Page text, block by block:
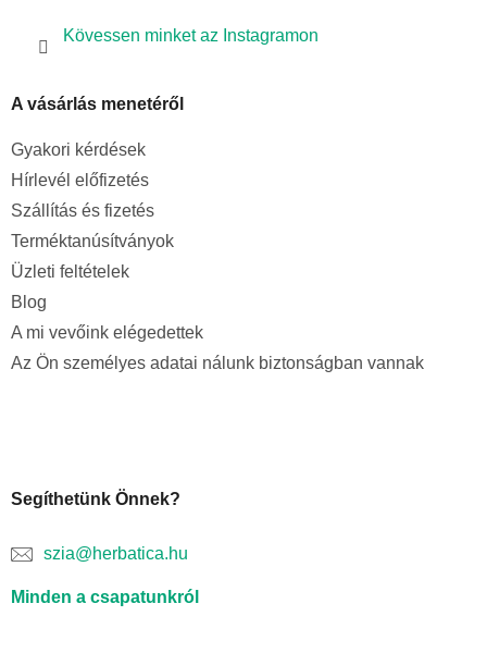
Kövessen minket az Instagramon
A vásárlás menetéről
Gyakori kérdések
Hírlevél előfizetés
Szállítás és fizetés
Terméktanúsítványok
Üzleti feltételek
Blog
A mi vevőink elégedettek
Az Ön személyes adatai nálunk biztonságban vannak
Segíthetünk Önnek?
szia@herbatica.hu
Minden a csapatunkról